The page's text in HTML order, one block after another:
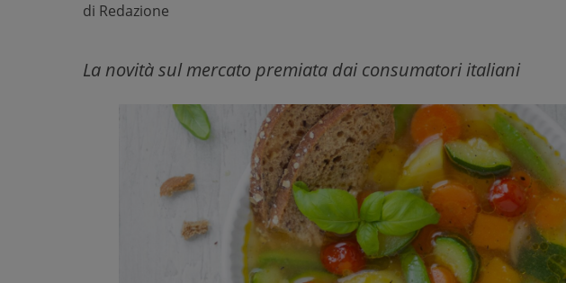
di Redazione
La novità sul mercato premiata dai consumatori italiani